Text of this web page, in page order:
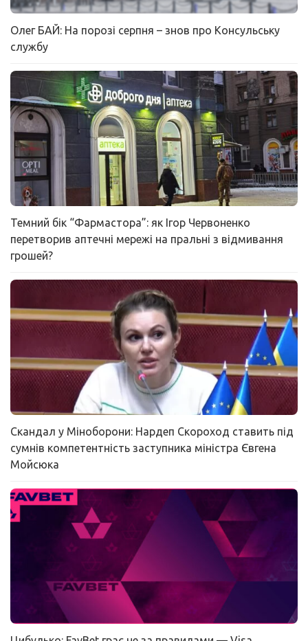
Олег БАЙ: На порозі серпня – знов про Консульську
службу
Темний бік “Фармастора”: як Ігор Червоненко
перетворив аптечні мережі на пральні з відмивання
грошей?
Скандал у Міноборони: Нардеп Скороход ставить під
сумнів компетентність заступника міністра Євгена
Мойсюка